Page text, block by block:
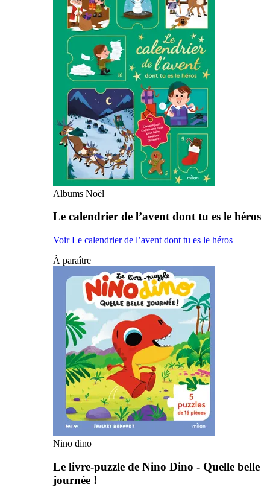
Albums Noël
Le calendrier de l’avent dont tu es le héros
Voir Le calendrier de l’avent dont tu es le héros
À paraître
Nino dino
Le livre-puzzle de Nino Dino - Quelle belle
journée !